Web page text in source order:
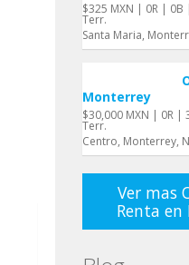
$325 MXN | 0R |
Terr.
Santa Maria,
Monterrey
$30,000 MXN | 0R
Terr.
Centro, Monterrey,
Ver mas
Renta